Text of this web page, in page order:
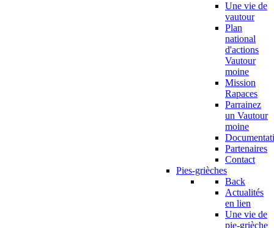
Une vie de
vautour
Plan
national
d'actions
Vautour
moine
Mission
Rapaces
Parrainez
un Vautour
moine
Partenaires
Contact
Pies-grièches
Back
Actualités
en lien
Une vie de
pie-grièche